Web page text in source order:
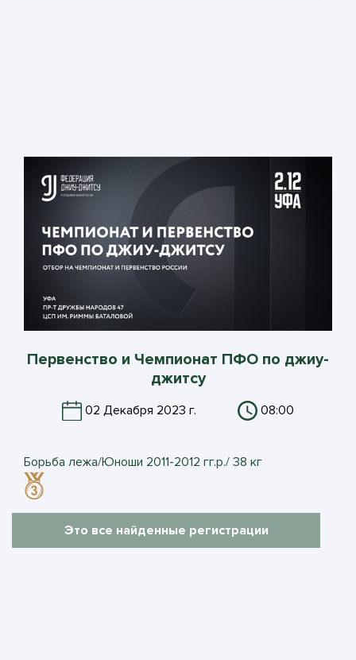
Первенство и Чемпионат ПФО по джиу-
джитсу
02 Декабря 2023 г. 08:00
Борьба лежа/Юноши 2011-2012 гг.р./ 38 кг
Это все найденные регистрации